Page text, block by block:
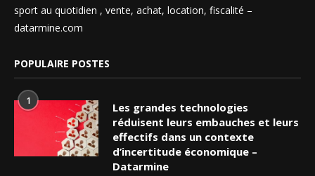
sport au quotidien , vente, achat, location, fiscalité –
datarmine.com
POPULAIRE POSTES
1
Les grandes technologies
réduisent leurs embauches et leurs
effectifs dans un contexte
d’incertitude économique –
Datarmine